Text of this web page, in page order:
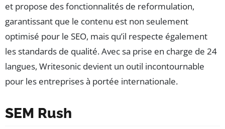
et propose des fonctionnalités de reformulation,
garantissant que le contenu est non seulement
optimisé pour le SEO, mais qu’il respecte également
les standards de qualité. Avec sa prise en charge de 24
langues, Writesonic devient un outil incontournable
pour les entreprises à portée internationale.
SEM Rush